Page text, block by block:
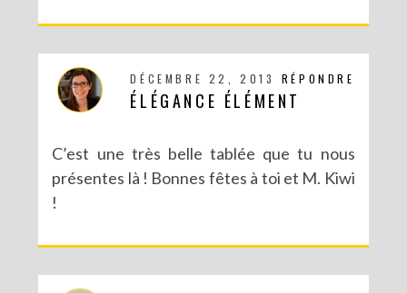
RÉPONDRE
DÉCEMBRE 22, 2013
ÉLÉGANCE ÉLÉMENT
C’est une très belle tablée que tu nous
présentes là ! Bonnes fêtes à toi et M. Kiwi
!